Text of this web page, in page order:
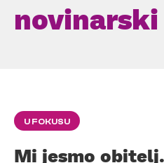
U FOKUSU
Mi jesmo